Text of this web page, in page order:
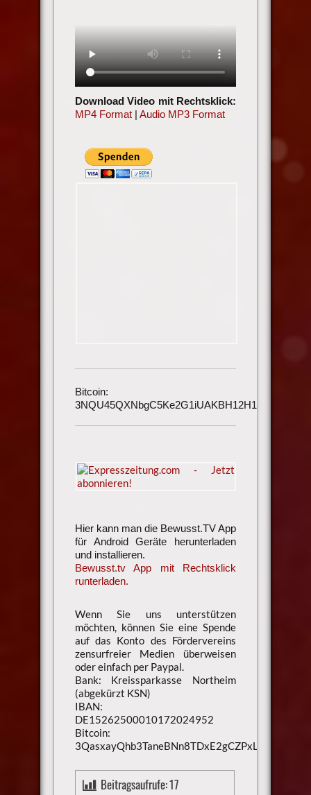
Download Video mit Rechtsklick:
MP4 Format| Audio MP3 Format
Bitcoin:
3NQU45QXNbgC5Ke2G1iUAKBH12H1h3UmAu
Hier kann man die Bewusst.TV App
für Android Geräte herunterladen
und installieren.
Bewusst.tv App mit Rechtsklick
runterladen.
Wenn Sie uns unterstützen
möchten, können Sie eine Spende
auf das Konto des Fördervereins
zensurfreier Medien überweisen
oder einfach per Paypal.
Bank: Kreissparkasse Northeim
(abgekürzt KSN)
IBAN:
DE15262500010172024952
Bitcoin:
3QasxayQhb3TaneBNn8TDxE2gCZPxLaXsU
Beitragsaufrufe:17